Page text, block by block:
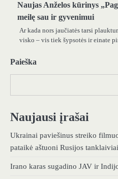
Naujas Anželos kūrinys
meilę sau ir gyvenimui
Ar kada nors jaučiatės tarsi
visko – vis tiek šypsotės ir einate
Paieška
Naujausi įrašai
Ukrainai paviešinus streiko
pataikė aštuoni Rusijos tanklaiviai
Irano karas sugadino JAV ir